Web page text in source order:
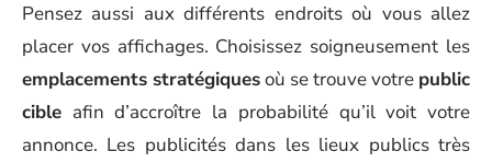
Pensez aussi aux différents endroits où vous allez
placer vos affichages. Choisissez soigneusement les
emplacements stratégiquesoù se trouve votre public
cible afin d’accroître la probabilité qu’il voit votre
annonce. Les publicités dans les lieux publics très